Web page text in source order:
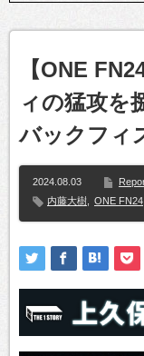
【ONE
ィの猛攻を
バックフィ
2024.08.03
内藤大樹
ONE FN24